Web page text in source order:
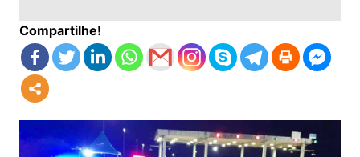
Compartilhe!